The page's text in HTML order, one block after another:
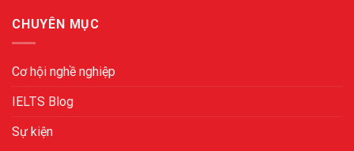
CHUYÊN MỤC
Cơ hội nghề nghiệp
IELTS Blog
Sự kiện